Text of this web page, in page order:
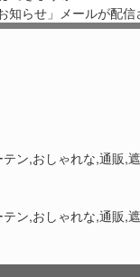
知らせ」メールが配